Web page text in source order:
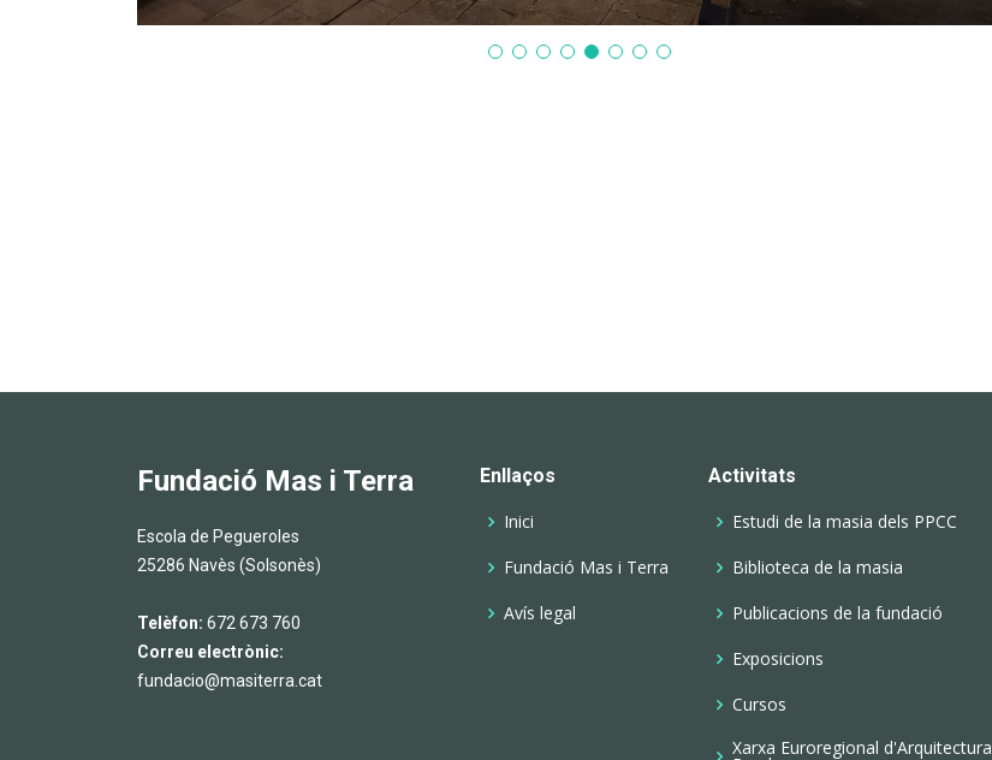
Fundació Mas i Terra
Escola de Pegueroles
25286 Navès (Solsonès)
Telèfon: 672 673 760
Correu electrònic:
fundacio@masiterra.cat
Enllaços
Inici
Fundació Mas i Terra
Avís legal
Activitats
Estudi de la masia dels PPCC
Biblioteca de la masia
Publicacions de la fundació
Exposicions
Cursos
Xarxa Euroregional d'Arquitectura